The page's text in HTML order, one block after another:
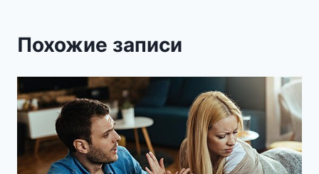
Похожие записи